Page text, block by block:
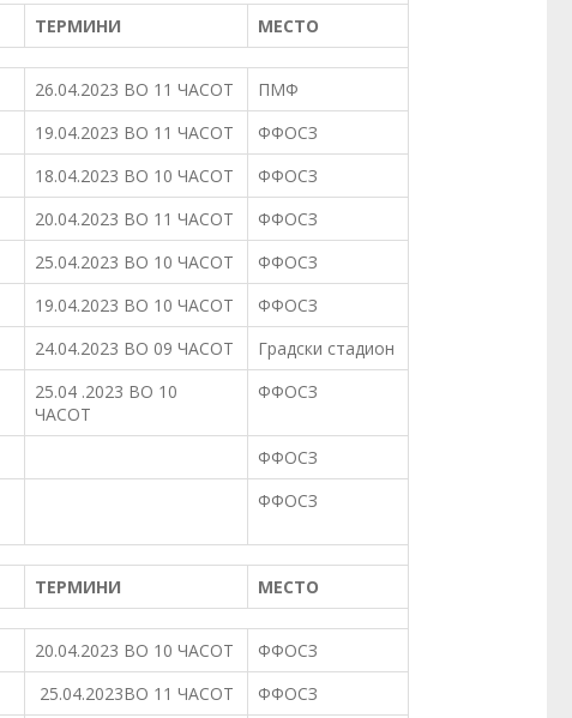
ТЕРМИНИ МЕСТО
26.04.2023 ВО 11 ЧАСОТ
ПМФ
19.04.2023 ВО 11 ЧАСОТ
ФФОСЗ
18.04.2023 ВО 10 ЧАСОТ
ФФОСЗ
20.04.2023 ВО 11 ЧАСОТ
ФФОСЗ
25.04.2023 ВО 10 ЧАСОТ
ФФОСЗ
19.04.2023 ВО 10 ЧАСОТ
ФФОСЗ
24.04.2023 ВО 09 ЧАСОТ
Градски стадион
25.04 .2023 ВО 10
ЧАСОТ
ФФОСЗ
ФФОСЗ
ФФОСЗ
ТЕРМИНИ МЕСТО
20.04.2023 ВО 10 ЧАСОТ
ФФОСЗ
25.04.2023ВО 11 ЧАСОТ
ФФОСЗ